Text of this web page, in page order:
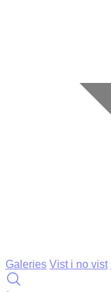
Galeries Vist i no vist